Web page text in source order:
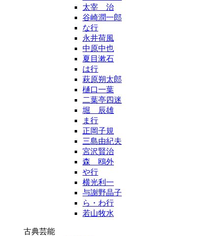
太宰 治
谷崎潤一郎
な行
永井荷風
中原中也
夏目漱石
は行
萩原朔太郎
樋口一葉
二葉亭四迷
堀 辰雄
ま行
正岡子規
三島由紀夫
宮沢賢治
森 鴎外
や行
横光利一
与謝野晶子
ら・わ行
若山牧水
古典芸能